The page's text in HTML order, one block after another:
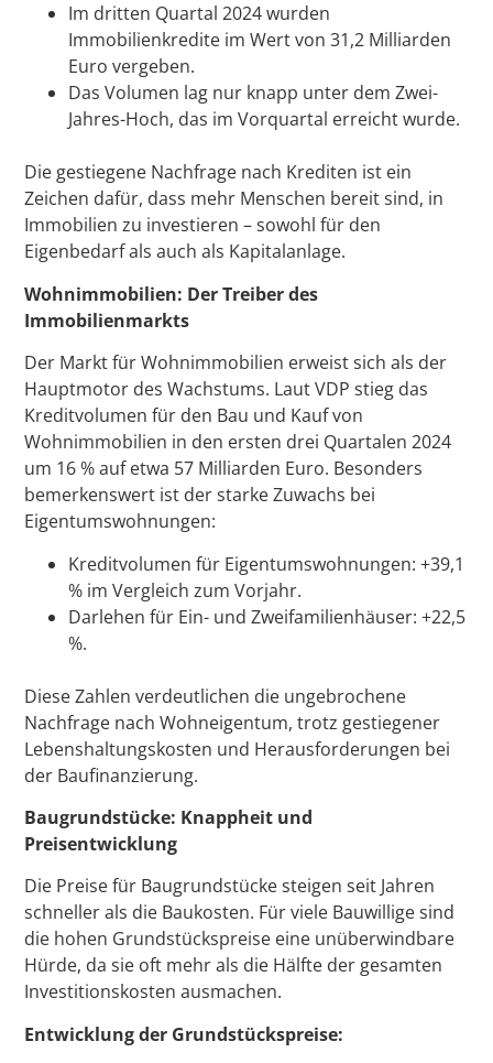
Im dritten Quartal 2024 wurden
Immobilienkredite im Wert von 31,2 Milliarden
Euro vergeben.
Das Volumen lag nur knapp unter dem Zwei-
Jahres-Hoch, das im Vorquartal erreicht wurde.
Die gestiegene Nachfrage nach Krediten ist ein
Zeichen dafür, dass mehr Menschen bereit sind, in
Immobilien zu investieren – sowohl für den
Eigenbedarf als auch als Kapitalanlage.
Wohnimmobilien: Der Treiber des
Immobilienmarkts
Der Markt für Wohnimmobilien erweist sich als der
Hauptmotor des Wachstums. Laut VDP stieg das
Kreditvolumen für den Bau und Kauf von
Wohnimmobilien in den ersten drei Quartalen 2024
um 16 % auf etwa 57 Milliarden Euro. Besonders
bemerkenswert ist der starke Zuwachs bei
Eigentumswohnungen:
Kreditvolumen für Eigentumswohnungen: +39,1
% im Vergleich zum Vorjahr.
Darlehen für Ein- und Zweifamilienhäuser: +22,5
%.
Diese Zahlen verdeutlichen die ungebrochene
Nachfrage nach Wohneigentum, trotz gestiegener
Lebenshaltungskosten und Herausforderungen bei
der Baufinanzierung.
Baugrundstücke: Knappheit und
Preisentwicklung
Die Preise für Baugrundstücke steigen seit Jahren
schneller als die Baukosten. Für viele Bauwillige sind
die hohen Grundstückspreise eine unüberwindbare
Hürde, da sie oft mehr als die Hälfte der gesamten
Investitionskosten ausmachen.
Entwicklung der Grundstückspreise: